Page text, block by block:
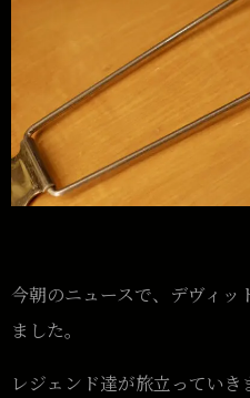
今朝のニュースで、デヴィッ
ました。
レジェンド達が旅立ってい